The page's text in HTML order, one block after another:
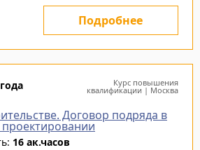
Подробнее
Курс повышения
квалификации | Москва
Договор подряда в
16 ак.часов